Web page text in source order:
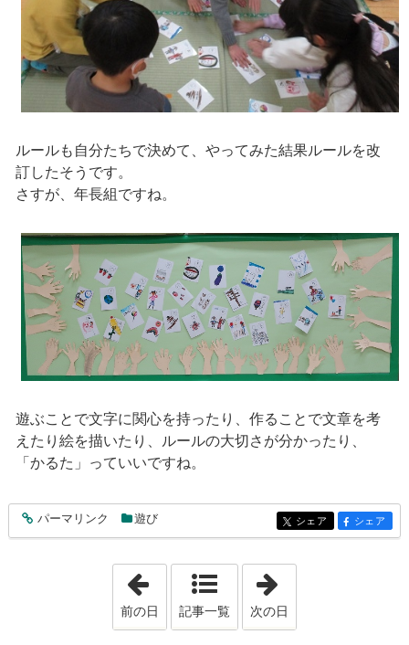
ルールも自分たちで決めて、やってみた結果ルールを改
訂したそうです。
さすが、年長組ですね。
遊ぶことで文字に関心を持ったり、作ることで文章を考
えたり絵を描いたり、ルールの大切さが分かったり、
「かるた」っていいですね。
entry282
パーマリンク 遊び entry282
シェア entry282
シェア
「2022年1月27日」
前の日 記事一覧 次の日